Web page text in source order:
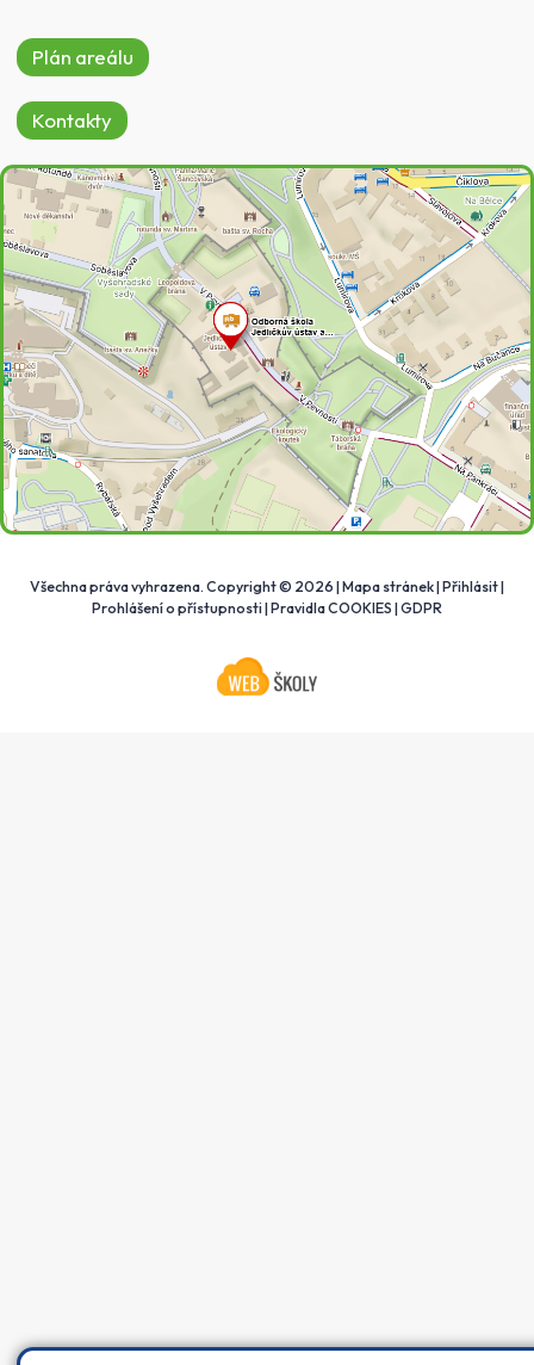
Plán areálu
Kontakty
Všechna práva vyhrazena. Copyright © 2026 |Mapa stránek|Přihlásit|
Prohlášení o přístupnosti|Pravidla COOKIES |GDPR